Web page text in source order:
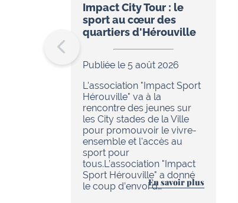
Impact City Tour : le
sport au cœur des
quartiers d'Hérouville
Publiée le 5 août 2026
L'association "Impact Sport
Hérouville" va à la
rencontre des jeunes sur
les City stades de la Ville
pour promouvoir le vivre-
ensemble et l'accès au
sport pour
tous.L’association "Impact
Sport Hérouville" a donné
le coup d’envoi d…En savoir plus